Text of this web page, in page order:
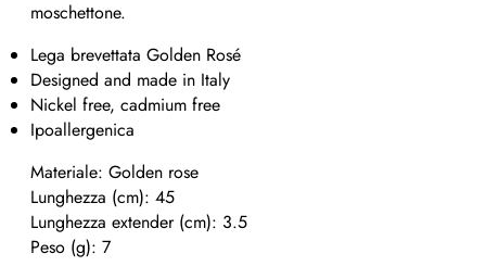
moschettone.
Lega brevettata Golden Rosé
Designed and made in Italy
Nickel free, cadmium free
Ipoallergenica
Materiale: Golden rose
Lunghezza (cm): 45
Lunghezza extender (cm): 3.5
Peso (g): 7